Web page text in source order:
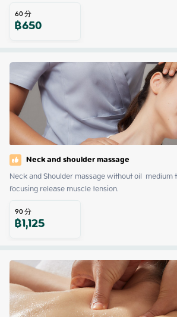
60分
฿650
Neck and shoulder massage
Neck and Shoulder massage without oil
focusing release muscle tension.
90分
฿1,125